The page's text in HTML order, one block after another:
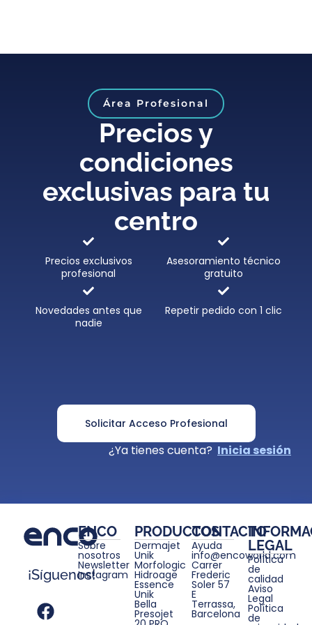
Área Profesional
Precios y
condiciones
exclusivas para tu
centro
Precios exclusivos
profesional
Asesoramiento técnico
gratuito
Novedades antes que
nadie
Repetir pedido con 1 clic
Solicitar Acceso Profesional
¿Ya tienes cuenta? Inicia sesión
¡Síguenos!
ENCO
Sobre
nosotros
Newsletter
Instagram
PRODUCTOS
Dermajet
Unik
Morfologic
Hidroage
Essence
Unik
Bella
Presojet
CONTACTO
Ayuda
info@encoworld.com
Carrer
Frederic
Soler 57
E
Terrassa,
Barcelona
LEGAL
Política
de
calidad
Aviso
Legal
Política
de